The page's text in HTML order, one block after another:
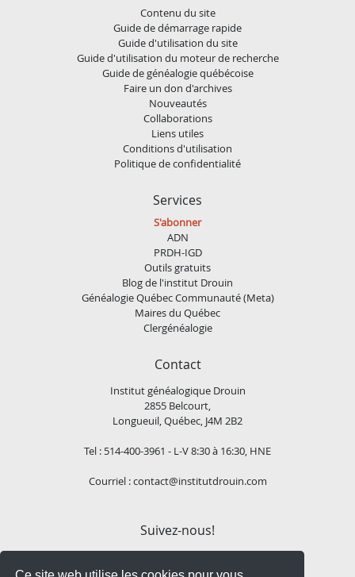
Contenu du site
Guide de démarrage rapide
Guide d'utilisation du site
Guide d'utilisation du moteur de recherche
Guide de généalogie québécoise
Faire un don d'archives
Nouveautés
Collaborations
Liens utiles
Conditions d'utilisation
Politique de confidentialité
Services
S'abonner
ADN
PRDH-IGD
Outils gratuits
Blog de l'institut Drouin
Généalogie Québec Communauté (Meta)
Maires du Québec
Clergénéalogie
Contact
Institut généalogique Drouin
2855 Belcourt,
Longueuil, Québec, J4M 2B2
Tel : 514-400-3961 - L-V 8:30 à 16:30, HNE
Courriel :contact@institutdrouin.com
Suivez-nous!